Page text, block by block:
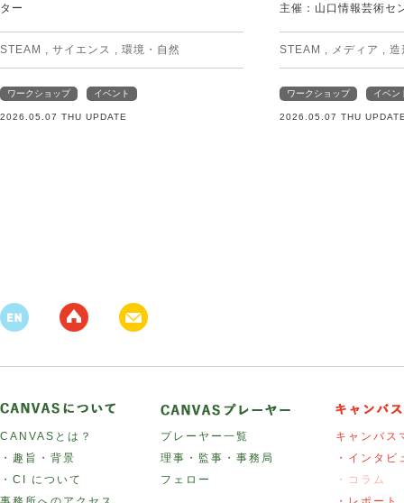
ター
STEAM , サイエンス , 環境・自然
ワークショップ イベント
2026.05.07 THU UPDATE
主催：山口情報芸術セ
STEAM , メディア , 造
ワークショップ イベン
2026.05.07 THU
CANVASとは？
・趣旨・背景
・CI について
プレーヤー一覧
理事・監事・事務局
フェロー
キャンバス
・インタビ
・コラム